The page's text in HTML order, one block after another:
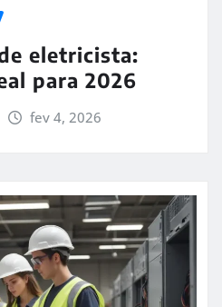
eletricista:
para 2026
fev 4, 2026